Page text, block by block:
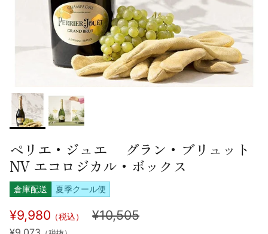
ペリエ・ジュエ グラン・ブリュット
NV エコロジカル・ボックス
倉庫配送 夏季クール便
¥9,980 （税込） ¥10,505